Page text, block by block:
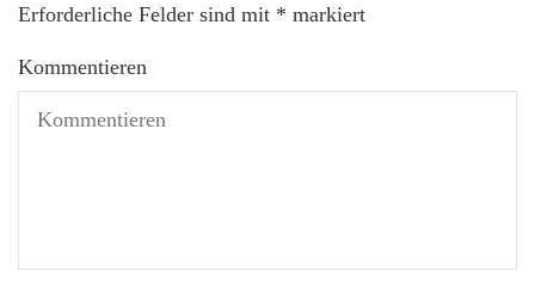
Erforderliche Felder sind mit * markiert
Kommentieren